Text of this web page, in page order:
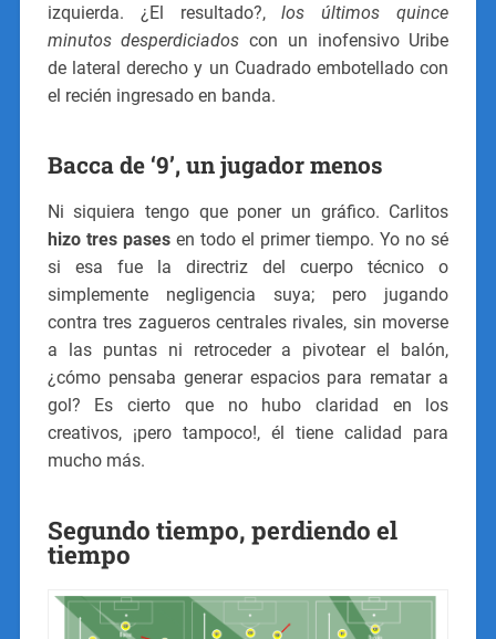
izquierda. ¿El resultado?,los últimos quince
minutos desperdiciados con un inofensivo Uribe
de lateral derecho y un Cuadrado embotellado con
el recién ingresado en banda.
Bacca de ‘9’, un jugador menos
Ni siquiera tengo que poner un gráfico. Carlitos
hizo tres pasesen todo el primer tiempo. Yo no sé
si esa fue la directriz del cuerpo técnico o
simplemente negligencia suya; pero jugando
contra tres zagueros centrales rivales, sin moverse
a las puntas ni retroceder a pivotear el balón,
¿cómo pensaba generar espacios para rematar a
gol? Es cierto que no hubo claridad en los
creativos, ¡pero tampoco!, él tiene calidad para
mucho más.
Segundo tiempo, perdiendo el
tiempo